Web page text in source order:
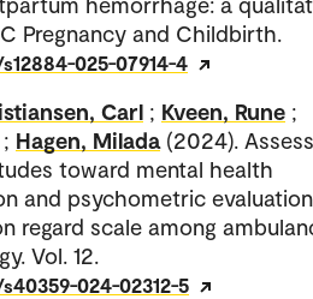
Pregnancy and Childbirth.
025-07914-4
Carl ; Kveen, Rune ;
; Hagen, Milada (2024).
toward mental health
and psychometric
regard scale among
Vol. 12.
024-02312-5